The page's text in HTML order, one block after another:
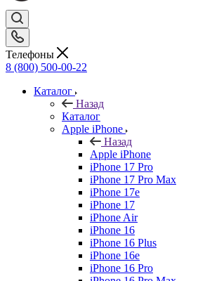
Телефоны
8 (800) 500-00-22
Каталог
Назад
Каталог
Apple iPhone
Назад
Apple iPhone
iPhone 17 Pro
iPhone 17 Pro Max
iPhone 17e
iPhone 17
iPhone Air
iPhone 16
iPhone 16 Plus
iPhone 16e
iPhone 16 Pro